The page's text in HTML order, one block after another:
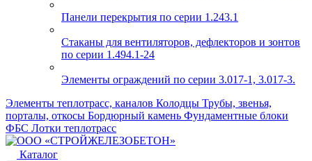
Панели перекрытия по серии 1.243.1
Стаканы для вентиляторов, дефлекторов и зонтов
по серии 1.494.1-24
Элементы ограждений по серии 3.017-1, 3.017-3.
Элементы теплотрасс, каналов Колодцы Трубы, звенья,
порталы, откосы Бордюрный камень Фундаментные блоки
ФБС Лотки теплотрасс
Каталог